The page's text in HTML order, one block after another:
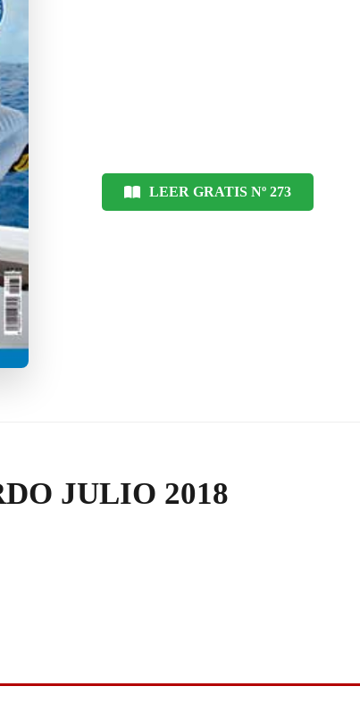
LEER GRATIS Nº 273
JULIO 2018